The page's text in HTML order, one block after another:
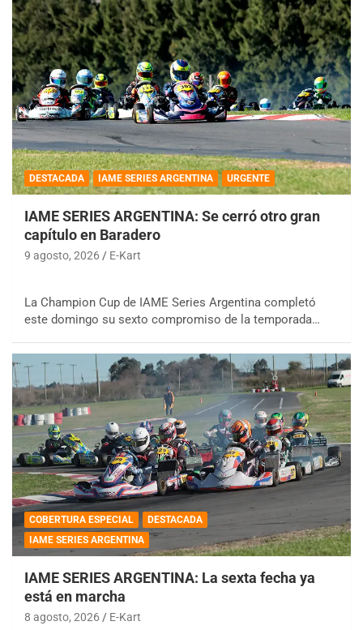
DESTACADA IAME SERIES ARGENTINA URGENTE
IAME SERIES ARGENTINA: Se cerró otro gran
capítulo en Baradero
9 agosto, 2026 E-Kart
La Champion Cup de IAME Series Argentina completó
este domingo su sexto compromiso de la temporada…
COBERTURA ESPECIAL
DESTACADA
IAME SERIES ARGENTINA
IAME SERIES ARGENTINA: La sexta fecha ya
está en marcha
8 agosto, 2026 E-Kart